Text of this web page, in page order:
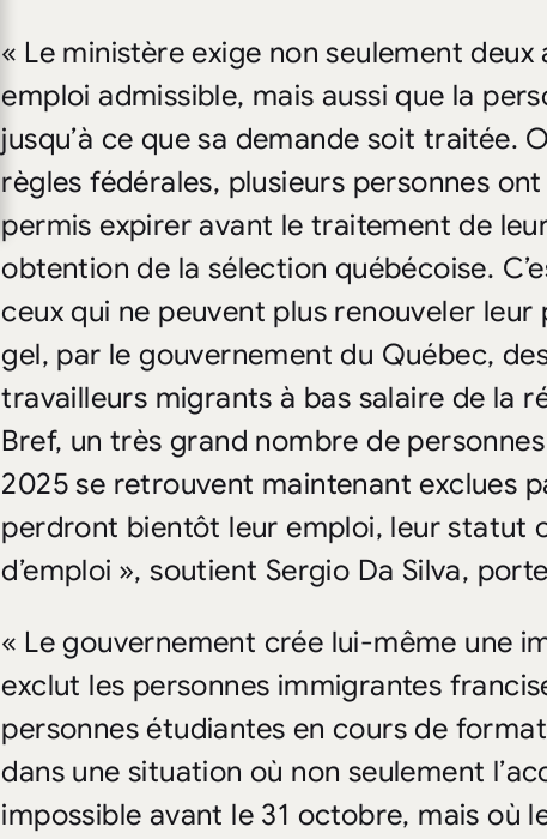
« Le ministère exige non seulement deux
emploi admissible, mais aussi que la
jusqu’à ce que sa demande soit traitée.
règles fédérales, plusieurs personnes
permis expirer avant le traitement de
obtention de la sélection québécoise.
ceux qui ne peuvent plus renouveler
gel, par le gouvernement du Québec,
travailleurs migrants à bas salaire de la
Bref, un très grand nombre de
2025 se retrouvent maintenant exclues
perdront bientôt leur emploi, leur statut
d’emploi », soutient Sergio Da Silva,
« Le gouvernement crée lui-même une
exclut les personnes immigrantes
personnes étudiantes en cours de
dans une situation où non seulement
impossible avant le 31 octobre, mais où